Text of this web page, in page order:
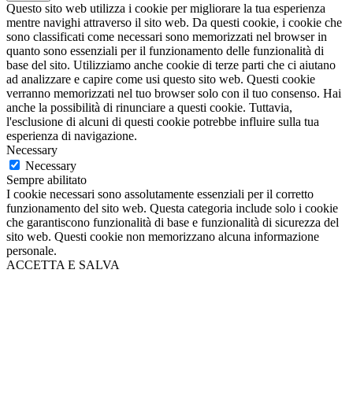
Questo sito web utilizza i cookie per migliorare la tua esperienza
mentre navighi attraverso il sito web. Da questi cookie, i cookie che
sono classificati come necessari sono memorizzati nel browser in
quanto sono essenziali per il funzionamento delle funzionalità di
base del sito. Utilizziamo anche cookie di terze parti che ci aiutano
ad analizzare e capire come usi questo sito web. Questi cookie
verranno memorizzati nel tuo browser solo con il tuo consenso. Hai
anche la possibilità di rinunciare a questi cookie. Tuttavia,
l'esclusione di alcuni di questi cookie potrebbe influire sulla tua
esperienza di navigazione.
Necessary
Necessary
Sempre abilitato
I cookie necessari sono assolutamente essenziali per il corretto
funzionamento del sito web. Questa categoria include solo i cookie
che garantiscono funzionalità di base e funzionalità di sicurezza del
sito web. Questi cookie non memorizzano alcuna informazione
personale.
ACCETTA E SALVA